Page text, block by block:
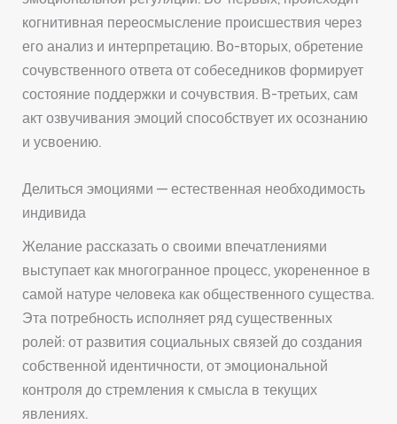
когнитивная переосмысление происшествия через
его анализ и интерпретацию. Во-вторых, обретение
сочувственного ответа от собеседников формирует
состояние поддержки и сочувствия. В-третьих, сам
акт озвучивания эмоций способствует их осознанию
и усвоению.
Делиться эмоциями — естественная необходимость
индивида
Желание рассказать о своими впечатлениями
выступает как многогранное процесс, укорененное в
самой натуре человека как общественного существа.
Эта потребность исполняет ряд существенных
ролей: от развития социальных связей до создания
собственной идентичности, от эмоциональной
контроля до стремления к смысла в текущих
явлениях.